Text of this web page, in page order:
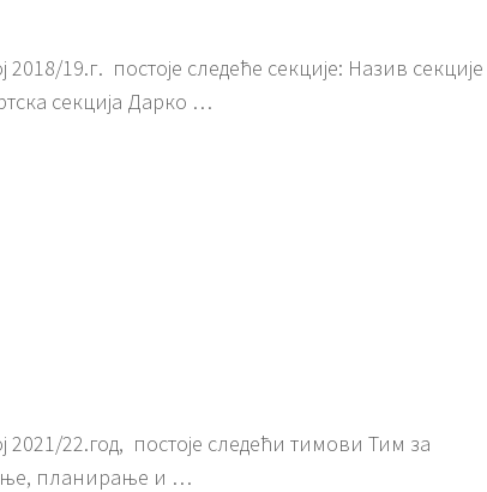
19.г. постоје следеће секције: Назив секције
секција Дарко …
22.год, постоје следећи тимови Тим за
планирање и …